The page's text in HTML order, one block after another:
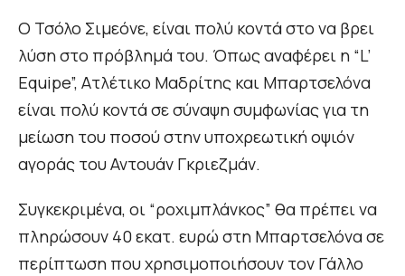
Ο Τσόλο Σιμεόνε, είναι πολύ κοντά στο να βρει
λύση στο πρόβλημά του. Όπως αναφέρει η “L’
Equipe”, Ατλέτικο Μαδρίτης και Μπαρτσελόνα
είναι πολύ κοντά σε σύναψη συμφωνίας για τη
μείωση του ποσού στην υποχρεωτική οψιόν
αγοράς του Αντουάν Γκριεζμάν.
Συγκεκριμένα, οι “ροχιμπλάνκος” θα πρέπει να
πληρώσουν 40 εκατ. ευρώ στη Μπαρτσελόνα σε
περίπτωση που χρησιμοποιήσουν τον Γάλλο